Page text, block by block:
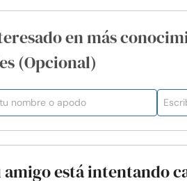
en más
(Opcional)
amigo está intentando